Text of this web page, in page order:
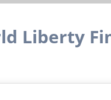
Liberty